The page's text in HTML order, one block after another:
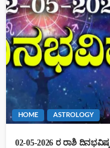
HOME ASTROLOGY
02-05-2026 ರ ರಾಶಿ ದಿನಭವಿಷ್ಯ